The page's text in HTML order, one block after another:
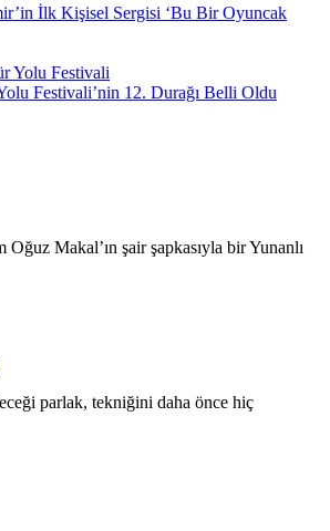
İlk Kişisel Sergisi ‘Bu Bir Oyuncak
Festivali’nin 12. Durağı Belli Oldu
Oğuz Makal’ın şair şapkasıyla bir Yunanlı
parlak, tekniğini daha önce hiç